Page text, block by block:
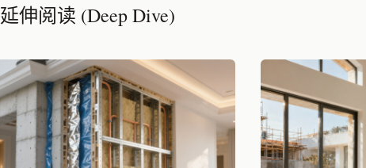
延伸阅读 (Deep Dive)